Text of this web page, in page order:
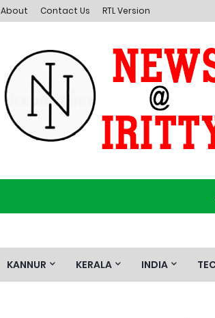
About Contact Us RTL Version
KANNUR KERALA INDIA